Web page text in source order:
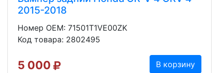
2015-2018
Номер OEM: 71501T1VE00ZK
Код товара: 2802495
5 000 В корзину